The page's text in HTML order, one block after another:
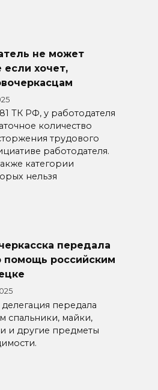
не может
если хочет,
ТК РФ, у работодателя
количество
трудового
работодателя.
категории
нельзя
передала
помощь российским
передала
спальники, майки,
и другие предметы